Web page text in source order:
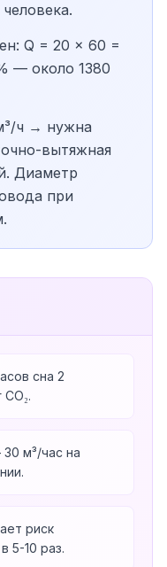
Q = 20 × 60 =
— около 1380
ч → нужна
вытяжная
Диаметр
при
сна 2
м³/час на
риск
5-10 раз.